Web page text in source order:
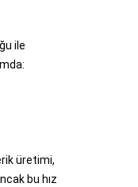
ile
üretimi,
bu hız